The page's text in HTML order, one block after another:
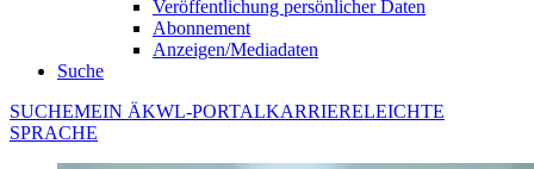
Veröffentlichung persönlicher Daten
Abonnement
Anzeigen/Mediadaten
Suche
SUCHEMEIN ÄKWL-PORTALKARRIERELEICHTE
SPRACHE